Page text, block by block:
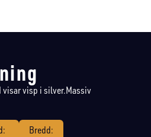
visp i silver.Massiv
Bredd: